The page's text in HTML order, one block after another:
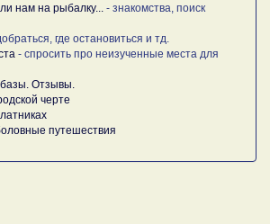
нам на рыбалку...
- знакомства, поиск
где остановиться и тд.
- спросить про неизученные места для
Отзывы.
черте
путешествия